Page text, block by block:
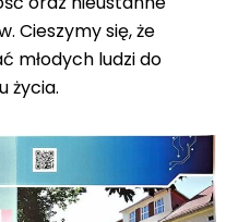
Cieszymy się, że
młodych ludzi do
życia.